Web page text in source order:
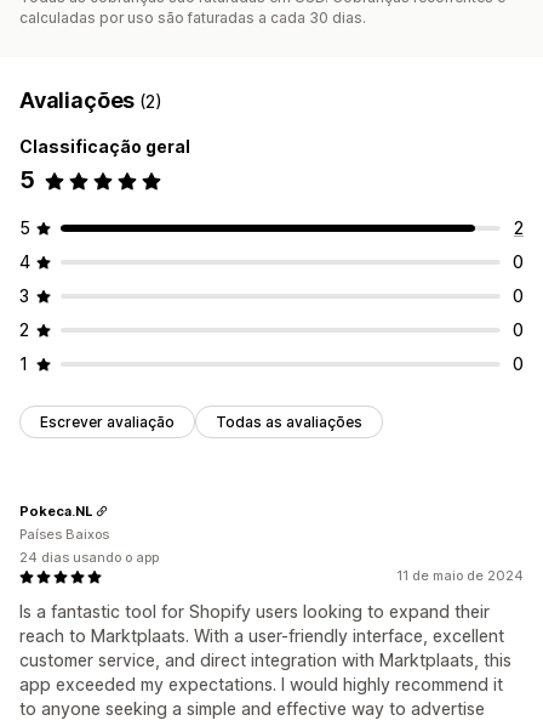
calculadas por uso são faturadas a cada 30 dias.
Avaliações (2)
Classificação geral
5
5
2
4
0
3
0
2
0
1
0
Escrever avaliação Todas as avaliações
11 de maio de 2024
Is a fantastic tool for Shopify users looking to expand their
reach to Marktplaats. With a user-friendly interface, excellent
customer service, and direct integration with Marktplaats, this
app exceeded my expectations. I would highly recommend it
to anyone seeking a simple and effective way to advertise
Pokeca.NL
Países Baixos
24 dias usando o app